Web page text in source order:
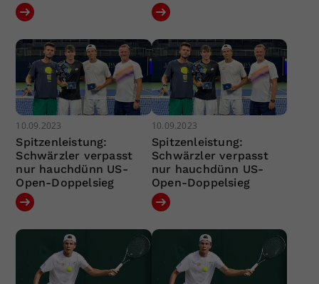
10.09.2023
Spitzenleistung:
Schwärzler verpasst
nur hauchdünn US-
Open-Doppelsieg
10.09.2023
Spitzenleistung:
Schwärzler verpasst
nur hauchdünn US-
Open-Doppelsieg